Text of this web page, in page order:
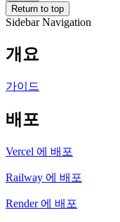
Return to top
Sidebar Navigation
개요
가이드
배포
Vercel 에 배포
Railway 에 배포
Render 에 배포